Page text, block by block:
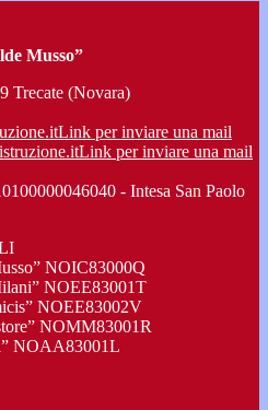
Musso”
Trecate (Novara)
Link per inviare una mail
Link per inviare una mail
- Intesa San Paolo
NOIC83000Q
NOEE83001T
NOEE83002V
NOMM83001R
NOAA83001L